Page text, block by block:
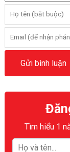
Tìm hiểu 1